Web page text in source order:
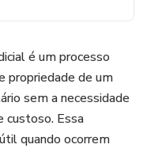
é um processo
propriedade de um
sem a necessidade
custoso. Essa
quando ocorrem